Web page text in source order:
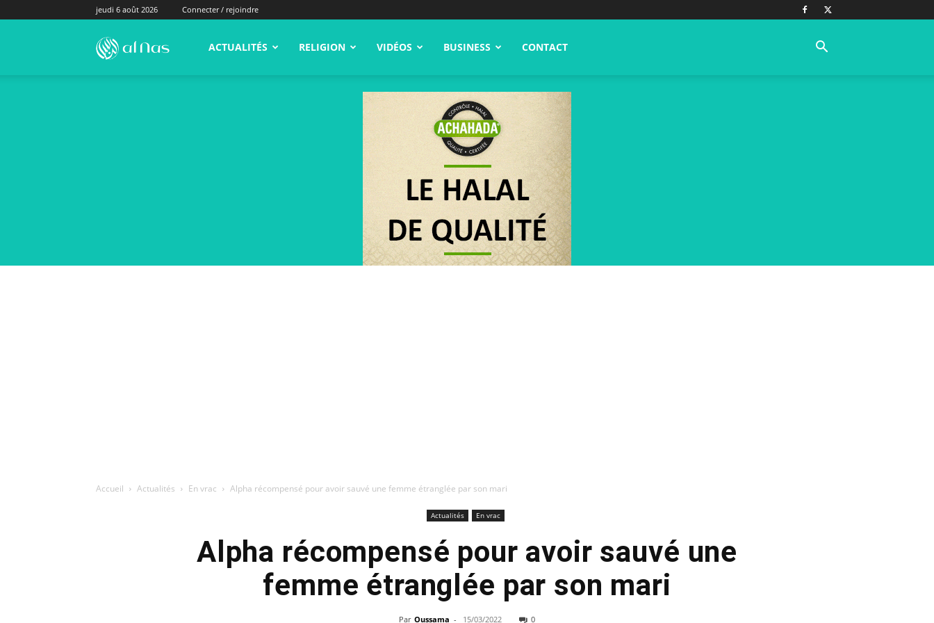
jeudi 6 août 2026 Connecter / rejoindre
alNas.fr ACTUALITÉS RELIGION VIDÉOS BUSINESS CONTACT
Accueil Actualités En vrac Alpha récompensé pour avoir sauvé une femme étranglée par son mari
Actualités En vrac
Alpha récompensé pour avoir sauvé une
femme étranglée par son mari
Par Oussama - 15/03/2022 0